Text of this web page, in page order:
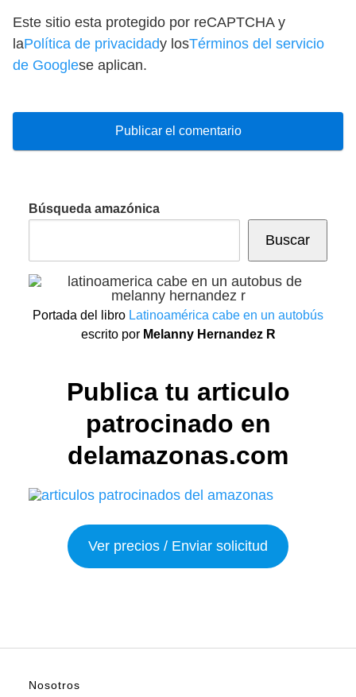
Este sitio esta protegido por reCAPTCHA y
laPolítica de privacidady losTérminos del servicio
de Googlese aplican.
Búsqueda amazónica
Buscar
Portada del libro Latinoamérica cabe en un autobús
escrito por Melanny Hernandez R
Publica tu articulo
patrocinado en
delamazonas.com
Ver precios / Enviar solicitud
Nosotros